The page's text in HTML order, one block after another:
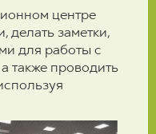
центре
делать заметки,
для работы с
также проводить